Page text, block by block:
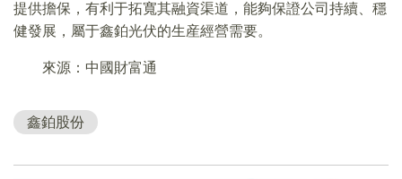
提供擔保，有利于拓寬其融資渠道，能夠保證公司持續、穩
健發展，屬于鑫鉑光伏的生産經營需要。
來源：中國財富通
鑫鉑股份